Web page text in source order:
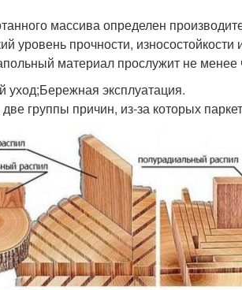
массива определен
уровень прочности,
материал прослужит не
эксплуатация.
группы причин, из-за которых